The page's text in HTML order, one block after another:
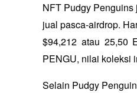
NFT Pudgy
jual pasca-airdrop.
$94,212 atau 25,50
PENGU, nilai koleksi
Selain Pudgy